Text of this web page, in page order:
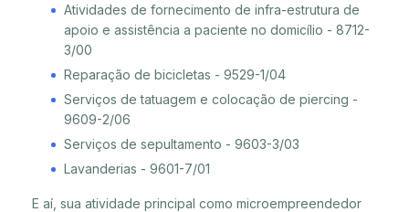
Atividades de fornecimento de infra-estrutura de
apoio e assistência a paciente no domicílio - 8712-
3/00
Reparação de bicicletas - 9529-1/04
Serviços de tatuagem e colocação de piercing -
9609-2/06
Serviços de sepultamento - 9603-3/03
Lavanderias - 9601-7/01
E aí, sua atividade principal como microempreendedor